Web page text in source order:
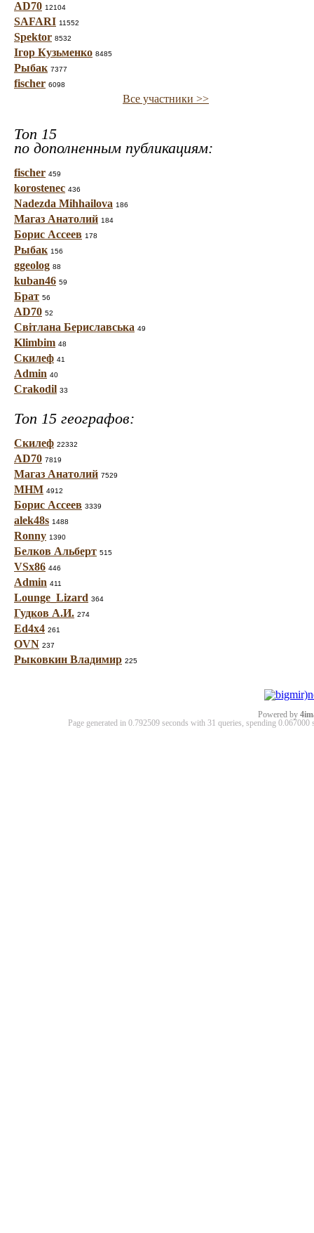
AD70 12104
SAFARI 11552
Spektor 8532
Ігор Кузьменко 8485
Рыбак 7377
fischer 6098
Все участники >>
Топ 15
по дополненным публикациям:
fischer 459
korostenec 436
Nadezda Mihhailova 186
Магаз Анатолий 184
Борис Ассеев 178
Рыбак 156
ggeolog 88
kuban46 59
Брат 56
AD70 52
Світлана Бериславська 49
Klimbim 48
Скилеф 41
Admin 40
Crakodil 33
Топ 15 географов:
Скилеф 22332
AD70 7819
Магаз Анатолий 7529
МНМ 4912
Борис Ассеев 3339
alek48s 1488
Ronny 1390
Белков Альберт 515
VSx86 446
Admin 411
Lounge_Lizard 364
Гудков А.И. 274
Ed4x4 261
OVN 237
Рыковкин Владимир 225
Powered by
Page generated in 0.792509 seconds with 31 queries, spending